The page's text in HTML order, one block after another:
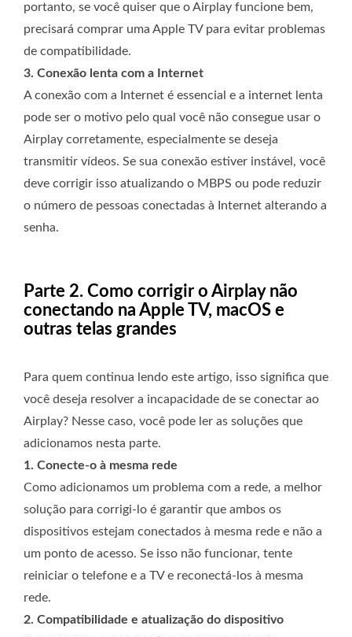
portanto, se você quiser que o Airplay funcione bem,
precisará comprar uma Apple TV para evitar problemas
de compatibilidade.
3. Conexão lenta com a Internet
A conexão com a Internet é essencial e a internet lenta
pode ser o motivo pelo qual você não consegue usar o
Airplay corretamente, especialmente se deseja
transmitir vídeos. Se sua conexão estiver instável, você
deve corrigir isso atualizando o MBPS ou pode reduzir
o número de pessoas conectadas à Internet alterando a
senha.
Parte 2. Como corrigir o Airplay não
conectando na Apple TV, macOS e
outras telas grandes
Para quem continua lendo este artigo, isso significa que
você deseja resolver a incapacidade de se conectar ao
Airplay? Nesse caso, você pode ler as soluções que
adicionamos nesta parte.
1. Conecte-o à mesma rede
Como adicionamos um problema com a rede, a melhor
solução para corrigi-lo é garantir que ambos os
dispositivos estejam conectados à mesma rede e não a
um ponto de acesso. Se isso não funcionar, tente
reiniciar o telefone e a TV e reconectá-los à mesma
rede.
2. Compatibilidade e atualização do dispositivo